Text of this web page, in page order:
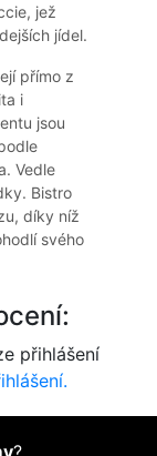
jež
jídel.
přímo z
i
jsou
Vedle
Bistro
díky níž
svého
přihlášení